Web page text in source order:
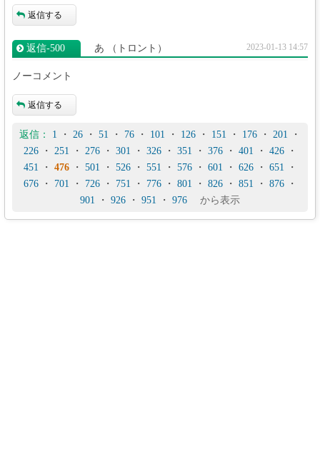
返信する
返信‐500 あ （トロント） 2023-01-13 14:57
ノーコメント
返信する
返信： 1 ・ 26 ・ 51 ・ 76 ・ 101 ・ 126 ・ 151 ・ 176 ・ 201 ・
226・ 251 ・ 276・ 301 ・ 326・ 351 ・ 376・ 401 ・ 426・
451 ・ 476・ 501 ・ 526・ 551 ・ 576・ 601 ・ 626・ 651 ・
676・ 701 ・ 726・ 751 ・ 776・ 801 ・ 826・ 851 ・ 876・
901 ・ 926 ・ 951 ・ 976 から表示